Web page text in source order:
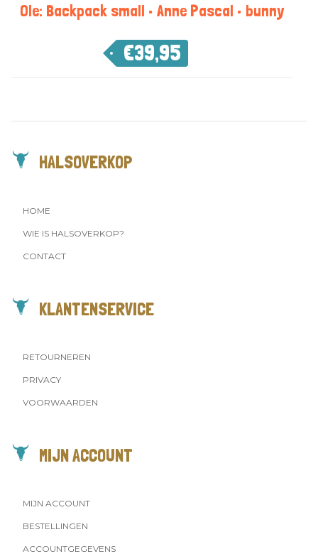
Ole: Backpack small • Anne Pascal • bunny
€39,95
HALSOVERKOP
HOME
WIE IS HALSOVERKOP?
CONTACT
KLANTENSERVICE
RETOURNEREN
PRIVACY
VOORWAARDEN
MIJN ACCOUNT
MIJN ACCOUNT
BESTELLINGEN
ACCOUNTGEGEVENS